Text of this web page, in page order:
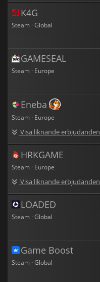
K4G
Steam · Global
GAMESEAL
Steam · Europe
Eneba
Steam · Europe
Visa liknande erbjudanden
HRKGAME
Steam · Europe
Visa liknande erbjudanden
LOADED
Steam · Global
Game Boost
Steam · Global